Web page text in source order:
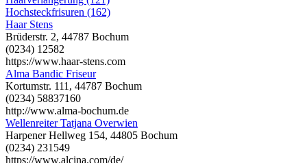
Hochsteckfrisuren (162)
Haar Stens
Brüderstr. 2, 44787 Bochum
(0234) 12582
https://www.haar-stens.com
Alma Bandic Friseur
Kortumstr. 111, 44787 Bochum
(0234) 58837160
http://www.alma-bochum.de
Wellenreiter Tatjana Overwien
Harpener Hellweg 154, 44805 Bochum
(0234) 231549
https://www.alcina.com/de/